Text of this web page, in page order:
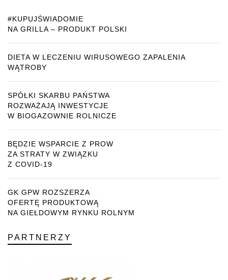
#KUPUJŚWIADOMIE
NA GRILLA – PRODUKT POLSKI
DIETA W LECZENIU WIRUSOWEGO ZAPALENIA
WĄTROBY
SPÓŁKI SKARBU PAŃSTWA
ROZWAŻAJĄ INWESTYCJE
W BIOGAZOWNIE ROLNICZE
BĘDZIE WSPARCIE Z PROW
ZA STRATY W ZWIĄZKU
Z COVID-19
GK GPW ROZSZERZA
OFERTĘ PRODUKTOWĄ
NA GIEŁDOWYM RYNKU ROLNYM
PARTNERZY